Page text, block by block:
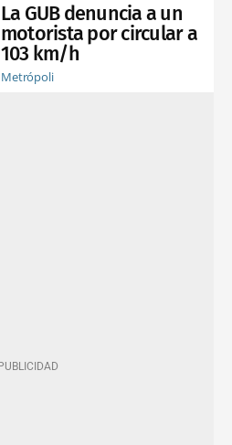
La GUB denuncia a un
motorista por circular a
103 km/h
Metrópoli